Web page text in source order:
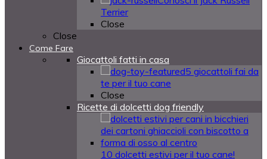
Terrier
Close
Close
Come Fare
Giocattoli fatti in casa
5 giocattoli fai da
te per il tuo cane
Close
Ricette di dolcetti dog friendly
10 dolcetti estivi per il tuo cane!